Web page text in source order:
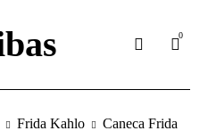
0
Frida Kahlo
Caneca Frida